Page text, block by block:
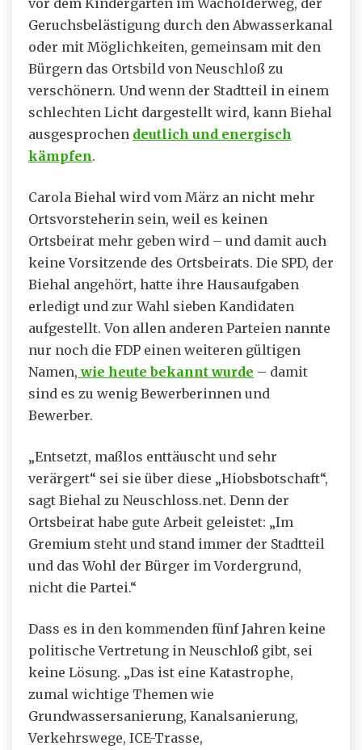
vor dem Kindergarten im Wacholderweg, der
Geruchsbelästigung durch den Abwasserkanal
oder mit Möglichkeiten, gemeinsam mit den
Bürgern das Ortsbild von Neuschloß zu
verschönern. Und wenn der Stadtteil in einem
schlechten Licht dargestellt wird, kann Biehal
ausgesprochen deutlich und energisch
kämpfen.
Carola Biehal wird vom März an nicht mehr
Ortsvorsteherin sein, weil es keinen
Ortsbeirat mehr geben wird – und damit auch
keine Vorsitzende des Ortsbeirats. Die SPD, der
Biehal angehört, hatte ihre Hausaufgaben
erledigt und zur Wahl sieben Kandidaten
aufgestellt. Von allen anderen Parteien nannte
nur noch die FDP einen weiteren gültigen
Namen, wie heute bekannt wurde – damit
sind es zu wenig Bewerberinnen und
Bewerber.
„Entsetzt, maßlos enttäuscht und sehr
verärgert“ sei sie über diese „Hiobsbotschaft“,
sagt Biehal zu Neuschloss.net. Denn der
Ortsbeirat habe gute Arbeit geleistet: „Im
Gremium steht und stand immer der Stadtteil
und das Wohl der Bürger im Vordergrund,
nicht die Partei.“
Dass es in den kommenden fünf Jahren keine
politische Vertretung in Neuschloß gibt, sei
keine Lösung. „Das ist eine Katastrophe,
zumal wichtige Themen wie
Grundwassersanierung, Kanalsanierung,
Verkehrswege, ICE-Trasse,